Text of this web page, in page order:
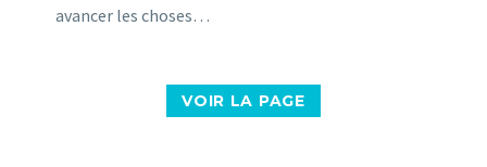
avancer les choses…
VOIR LA PAGE